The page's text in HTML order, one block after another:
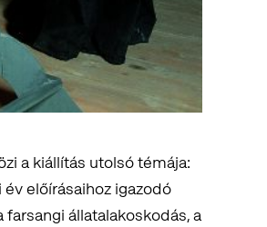
a kiállítás utolsó témája:
előírásaihoz igazodó
állatalakoskodás, a